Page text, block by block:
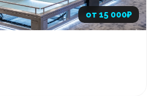
от 15 000₽